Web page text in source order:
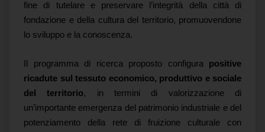
fine di tutelare e preservare l’integrità della città di
fondazione e della cultura del territorio, promuovendone
lo sviluppo e la conoscenza.
Il programma di ricerca proposto configura positive
ricadute sul tessuto economico, produttivo e sociale
del territorio, in termini di valorizzazione di
un’importante emergenza del patrimonio industriale e del
potenziamento della rete di fruizione culturale con